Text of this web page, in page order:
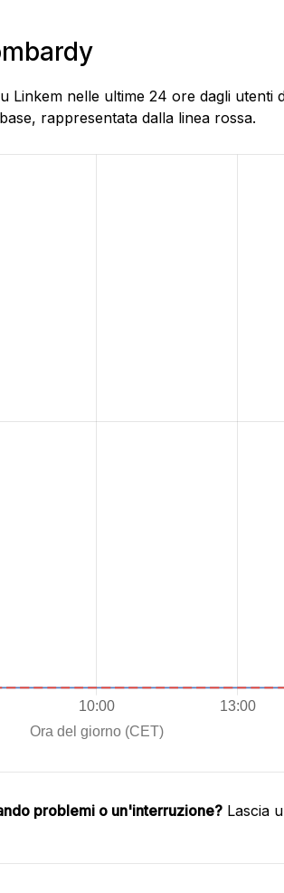
nelle ultime 24 ore dagli
rappresentata dalla linea rossa.
problemi o un'interruzione? Lascia